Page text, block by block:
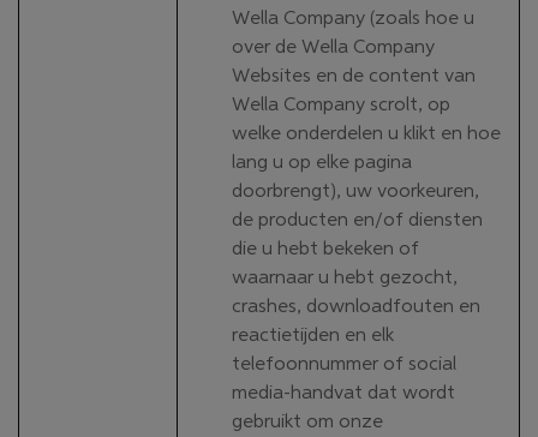
Wella Company (zoals hoe u
over de Wella Company
Websites en de content van
Wella Company scrolt, op
welke onderdelen u klikt en hoe
lang u op elke pagina
doorbrengt), uw voorkeuren,
de producten en/of diensten
die u hebt bekeken of
waarnaar u hebt gezocht,
crashes, downloadfouten en
reactietijden en elk
telefoonnummer of social
media-handvat dat wordt
gebruikt om onze